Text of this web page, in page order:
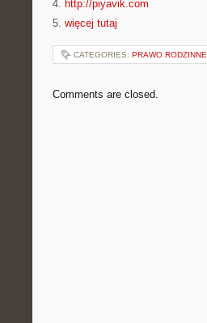
4. http://piyavik.com
5. więcej tutaj
CATEGORIES: PRAWO RODZINNE
Comments are closed.